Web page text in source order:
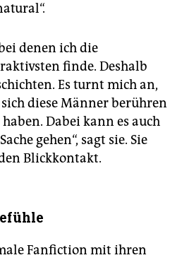
denen ich die
finde. Deshalb
Es turnt mich an,
diese Männer berühren
Dabei kann es auch
gehen“, sagt sie. Sie
Blickkontakt.
Fanfiction mit ihren